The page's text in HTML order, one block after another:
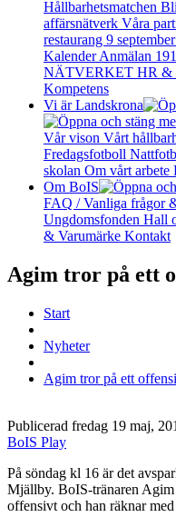
Hållbarhetsmatchen
affärsnätverk Våra
restaurang 9 september
KalenderAnmälan
NÄTVERKET HR &
Kompetens
Vi är Landskrona
Vår vison Vårt
Fredagsfotboll
skolan Om vårt arbete
Om BoIS
FAQ / Vanliga frågor
Ungdomsfonden Hall
& Varumärke Kontakt
Agim tror på ett
Start
Nyheter
Agim tror på ett
Publicerad fredag 19 maj,
BoIS Play
På söndag kl 16 är det
Mjällby. BoIS-tränaren
offensivt och han räknar